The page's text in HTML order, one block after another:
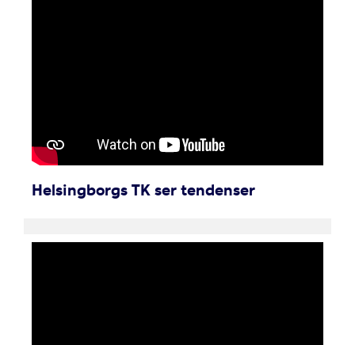
Helsingborgs TK ser tendenser